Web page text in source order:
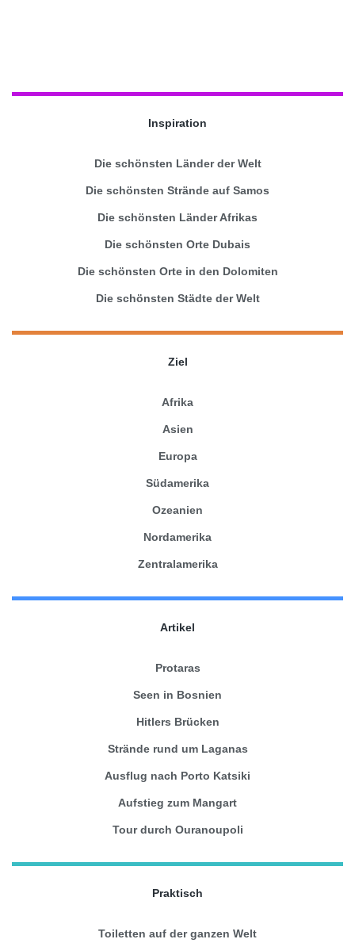
Inspiration
Die schönsten Länder der Welt
Die schönsten Strände auf Samos
Die schönsten Länder Afrikas
Die schönsten Orte Dubais
Die schönsten Orte in den Dolomiten
Die schönsten Städte der Welt
Ziel
Afrika
Asien
Europa
Südamerika
Ozeanien
Nordamerika
Zentralamerika
Artikel
Protaras
Seen in Bosnien
Hitlers Brücken
Strände rund um Laganas
Ausflug nach Porto Katsiki
Aufstieg zum Mangart
Tour durch Ouranoupoli
Praktisch
Toiletten auf der ganzen Welt